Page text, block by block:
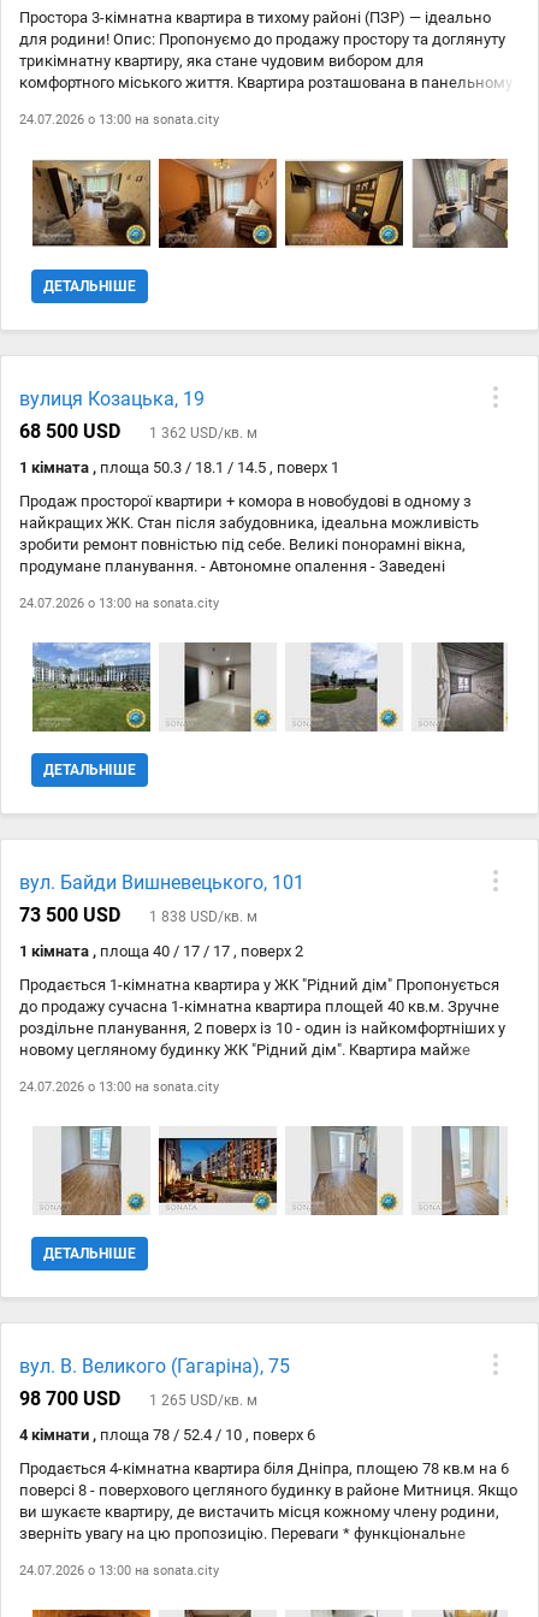
Простора 3-кімнатна квартира в тихому районі (ПЗР) — ідеально
для родини! Опис: Пропонуємо до продажу простору та доглянуту
трикімнатну квартиру, яка стане чудовим вибором для
комфортного міського життя. Квартира розташована в панельному
інфраструктурою. Переваги розташування: Освіта: поруч
будівельні та мережеві магазини, супермаркети. Транспорт: поруч
зупинки громадського транспорту, що забезпечує зручне
сполучення з будь-яким куточком міста. Характеристики та
зручності:Планування: функціональне, всі кімнати роздільні.
електропостачання та центральну каналізацію. Стан: квартира
охайна, чиста та повністю готова до проживання. Приємний
державними програмами прохання не турбувати. Комісія АН 2% з
покупця. Телефонуйте , щоб дізнатися більше та домовитися про
перегляд.
24.07.2026 о 13:00 на sonata.city
ДЕТАЛЬНІШЕ
вулиця Козацька, 19
68 500 USD
1 362 USD/кв. м
1 кімната , площа 50.3 / 18.1 / 14.5 , поверх 1
Продаж просторої квартири + комора в новобудові в одному з
найкращих ЖК. Стан після забудовника, ідеальна можливість
зробити ремонт повністью під себе. Великі понорамні вікна,
продумане планування. - Автономне опалення - Заведені
двір зі спортивним та дитячим майданчиком - Зона-
аптека, дитячій садок, школа, пошта, ресторан, кафе, Спорт Лайф,
ТРЦ, супермаркет, зупинка. Перегляди за попередньою
домовленістю.
24.07.2026 о 13:00 на sonata.city
ДЕТАЛЬНІШЕ
вул. Байди Вишневецького, 101
73 500 USD
1 838 USD/кв. м
1 кімната , площа 40 / 17 / 17 , поверх 2
Продається 1-кімнатна квартира у ЖК "Рідний дім" Пропонується
до продажу сучасна 1-кімнатна квартира площей 40 кв.м. Зручне
роздільне планування, 2 поверх із 10 - один із найкомфортніших у
новому цегляному будинку ЖК "Рідний дім". Квартира майже
найдорожчі ремонтні роботи. Новому власнику залишиться
власний смак. Мрієте про нову квартиру , але не хочете витрачати
місяці на ремонт ? Цей варіант саме для вас. Будинок введений в
експлуатацію у 2025 році. Переваги: - тепла водяна підлога по всій
площі - встановлені стильні міжкімнатні та надійні вхідні двері -
ванною - індивідуальне газове опалення - якісне покриття підлоги
плиткою Світла, тепла та затишна квартира стане чудовим
24.07.2026 о 13:00 на sonata.city
ДЕТАЛЬНІШЕ
вул. В. Великого (Гагаріна), 75
98 700 USD
1 265 USD/кв. м
4 кімнати , площа 78 / 52.4 / 10 , поверх 6
Продається 4-кімнатна квартира біля Дніпра, площею 78 кв.м на 6
поверсі 8 - поверхового цегляного будинку в районе Митниця. Якщо
ви шукаєте квартиру, де вистачить місця кожному члену родини,
зверніть увагу на цю пропозицію. Переваги * функціональне
оновлювати ремонт поступово на свій смак * роздільний санвузол
24.07.2026 о 13:00 на sonata.city